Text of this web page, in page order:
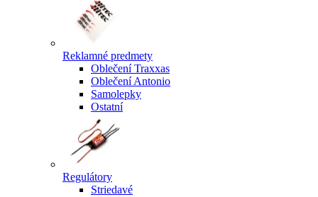
Reklamné predmety
Oblečení Traxxas
Oblečení Antonio
Samolepky
Ostatní
Regulátory
Striedavé